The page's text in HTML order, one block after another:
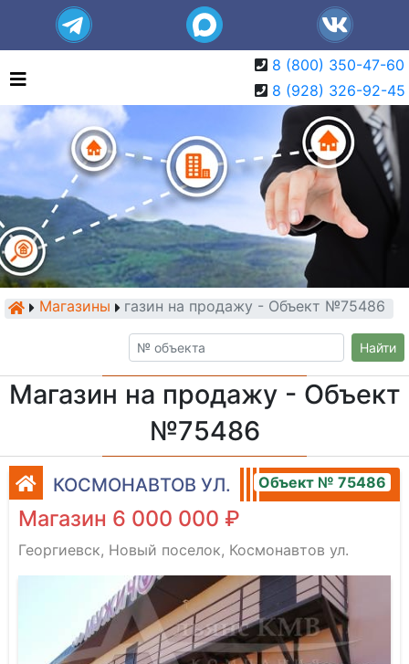
8 (800) 350-47-60
8 (928) 326-92-45
МагазиныМагазин на продажу - Объект №75486
Найти
Магазин на продажу - Объект
№75486
КОСМОНАВТОВ УЛ. Объект № 75486
Магазин 6 000 000 ₽
Георгиевск, Новый поселок, Космонавтов ул.